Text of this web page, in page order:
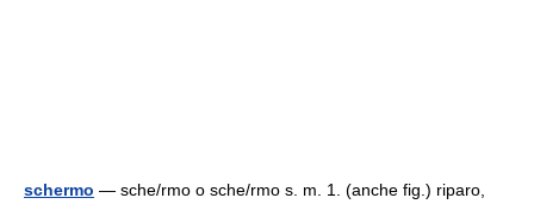
schermo — sche/rmo o sche/rmo s. m. 1. (anche fig.) riparo,